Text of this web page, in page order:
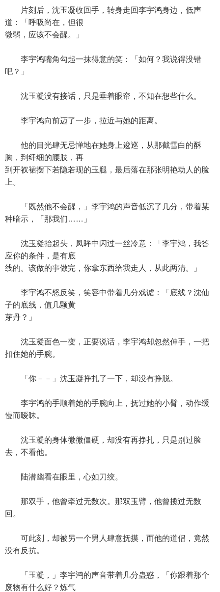
片刻后，沈玉凝收回手，转身走回李宇鸿身边，低声
道：「呼吸尚在，但很
微弱，应该不会醒。」
李宇鸿嘴角勾起一抹得意的笑：「如何？我说得没错
吧？」
沈玉凝没有接话，只是垂着眼帘，不知在想些什么。
李宇鸿向前迈了一步，拉近与她的距离。
他的目光肆无忌惮地在她身上逡巡，从那截雪白的酥
胸，到纤细的腰肢，再
到开衩裙摆下若隐若现的玉腿，最后落在那张明艳动人的脸
上。
「既然他不会醒，」李宇鸿的声音低沉了几分，带着某
种暗示，「那我们……」
沈玉凝抬起头，凤眸中闪过一丝冷意：「李宇鸿，我答
应你的条件，是有底
线的。该做的事做完，你拿东西给我走人，从此两清。」
李宇鸿不怒反笑，笑容中带着几分戏谑：「底线？沈仙
子的底线，值几颗黄
芽丹？」
沈玉凝面色一变，正要说话，李宇鸿却忽然伸手，一把
扣住她的手腕。
「你－－」沈玉凝挣扎了一下，却没有挣脱。
李宇鸿的手顺着她的手腕向上，抚过她的小臂，动作缓
慢而暧昧。
沈玉凝的身体微微僵硬，却没有再挣扎，只是别过脸
去，不看他。
陆潜幽看在眼里，心如刀绞。
那双手，他曾牵过无数次。那双玉臂，他曾揽过无数
回。
可此刻，却被另一个男人肆意抚摸，而他的道侣，竟然
没有反抗。
「玉凝，」李宇鸿的声音带着几分蛊惑，「你跟着那个
废物有什么好？炼气